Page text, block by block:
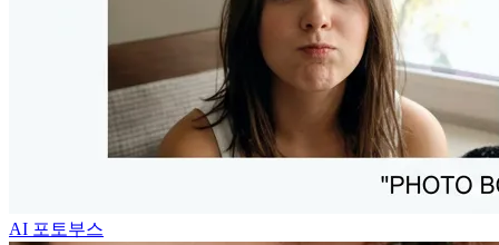
AI 포토부스